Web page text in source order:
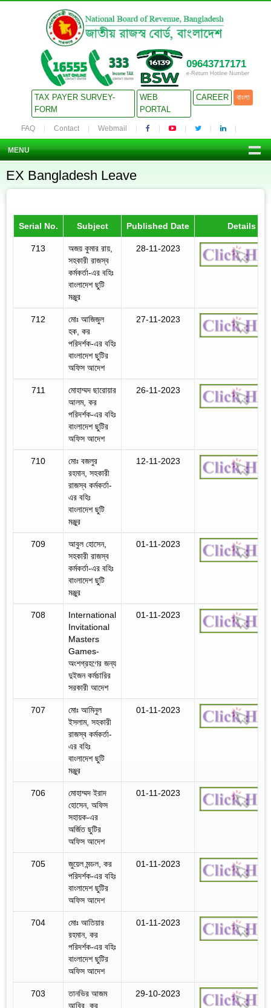
09643717171
e-Return Hotline Number
TAX PAYER SURVEY-
FORM
WEB
PORTAL
CAREER বাংলা
FAQ Contact Webmail
MENU
EX Bangladesh Leave
Serial No. Subject Published Date Details
713
অজয় কুমার রায়,
সহকারী রাজস্ব
কর্মকর্তা-এর বহিঃ
বাংলাদেশ ছুটি
মঞ্জুর
28-11-2023
712
মোঃ আজিজুল
হক, কর
পরিদর্শক-এর বহিঃ
বাংলাদেশ ছুটির
অফিস আদেশ
27-11-2023
711
মোহাম্মদ ছারোয়ার
আলম, কর
পরিদর্শক-এর বহিঃ
বাংলাদেশ ছুটির
অফিস আদেশ
26-11-2023
710
মোঃ বজলুর
রহমান, সহকারী
রাজস্ব কর্মকর্তা-
এর বহিঃ
বাংলাদেশ ছুটি
মঞ্জুর
12-11-2023
709
আবুল হোসেন,
সহকারী রাজস্ব
কর্মকর্তা-এর বহিঃ
বাংলাদেশ ছুটি
মঞ্জুর
01-11-2023
708
International
Invitational
Masters
Games-
অংশগ্রহণের জন্য
দুইজন কর্মচারির
সরকারী আদেশ
01-11-2023
707
মোঃ আমিনুল
ইসলাম, সহকারী
রাজস্ব কর্মকর্তা-
এর বহিঃ
বাংলাদেশ ছুটি
মঞ্জুর
01-11-2023
706
মোহাম্মদ ইরাদ
হোসেন, অফিস
সহায়ক-এর
অর্জিত ছুটির
অফিস আদেশ
01-11-2023
705
জুয়েল মন্ডল, কর
পরিদর্শক-এর বহিঃ
বাংলাদেশ ছুটির
অফিস আদেশ
01-11-2023
704
মোঃ আতিয়ার
রহমান, কর
পরিদর্শক-এর বহিঃ
বাংলাদেশ ছুটির
অফিস আদেশ
01-11-2023
703
তানভির আজম
আবির, কর
29-10-2023